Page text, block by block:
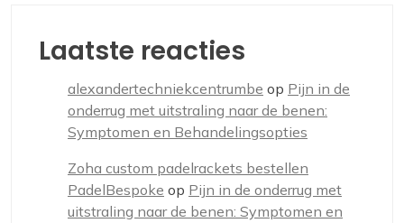
Laatste reacties
alexandertechniekcentrumbe op Pijn in de
onderrug met uitstraling naar de benen:
Symptomen en Behandelingsopties
Zoha custom padelrackets bestellen
PadelBespoke op Pijn in de onderrug met
uitstraling naar de benen: Symptomen en